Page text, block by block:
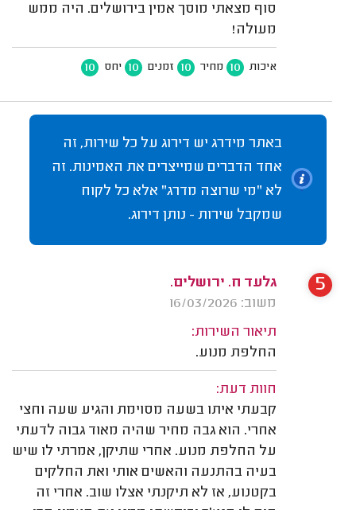
סוף מצאתי מוסך אמין בירושלים. היה ממש
מעולה!
איכות 10 מחיר 10 זמנים 10 יחס 10
באתר מידרג יש דירוג על כל שירות, זה
אחד הדברים שמייצרים את האמינות. זה
לא "מי שרוצה מדרג" אלא כל לקוח
שמקבל שירות - נותן דירוג.
גלעד ח. ירושלים.
משוב: 16/03/2026
תיאור השירות:
החלפת מנוע.
חוות דעת:
קבעתי איתו בשעה מסוימת והגיע שעה וחצי
אחרי. הוא גבה מחיר שהיה מאוד גבוה לדעתי
על החלפת מנוע. אחרי שתיקן, אמרתי לו שיש
בעיה בהתנעה והאשים אותי ואת החלקים
בקטנוע, אז לא תיקנתי אצלו שוב. אחרי זה
5